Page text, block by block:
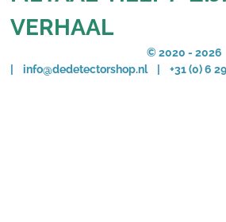
© 2020 -
| info@dedetectorshop.nl | +31 (0) 6